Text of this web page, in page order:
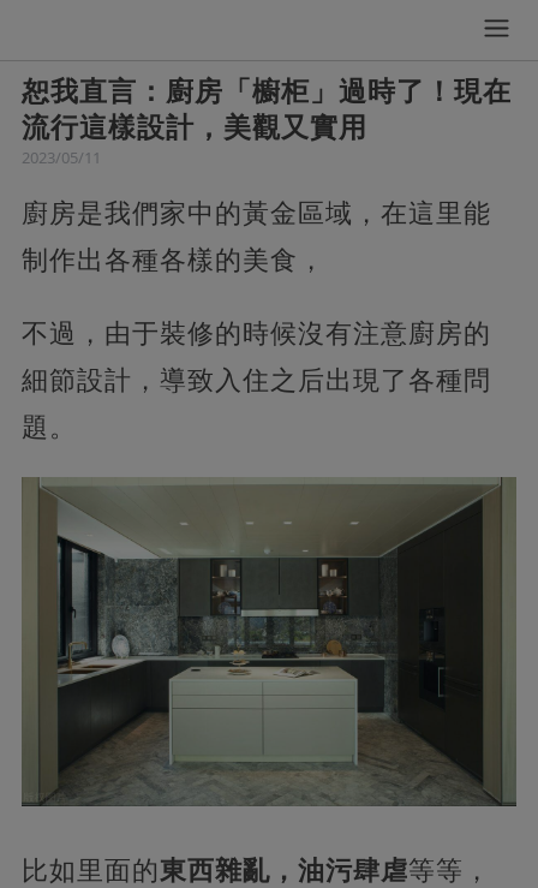
恕我直言：廚房「櫥柜」過時了！現在
流行這樣設計，美觀又實用
2023/05/11
廚房是我們家中的黃金區域，在這里能
制作出各種各樣的美食，
不過，由于裝修的時候沒有注意廚房的
細節設計，導致入住之后出現了各種問
題。
比如里面的東西雜亂，油污肆虐等等，